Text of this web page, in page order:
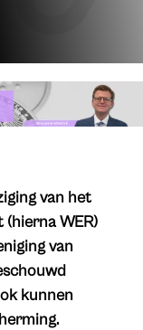
van het
WER)
van
kunnen